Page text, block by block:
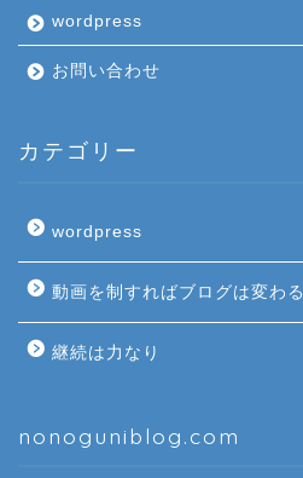
wordpress
お問い合わせ
カテゴリー
wordpress
動画を制すればブログは変わる
継続は力なり
nonoguniblog.com